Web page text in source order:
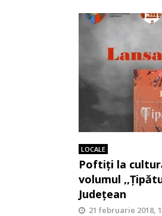
LOCALE
Poftiți la
volumul
Județean
21 februarie 2018,